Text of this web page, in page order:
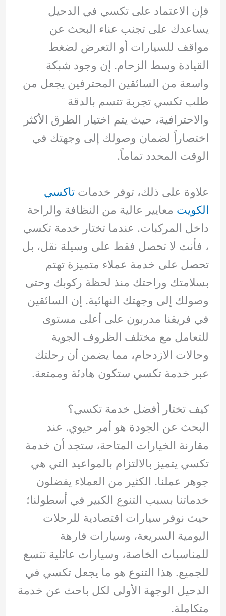
فإن الاعتماد على تكسي في الدحيل
يساعدك على تجنب عناء البحث عن
مواقف للسيارات أو التعرض لضغط
القيادة وسط الزحام. إن وجود شبكة
واسعة من السائقين المحترفين يجعل من
طلب تكسي تجربة تتسم بالدقة
والاحترافية، حيث يتم اختيار الطرق الأكثر
اختصاراً لضمان وصولك إلى وجهتك في
الوقت المحدد تماماً.
علاوة على ذلك، توفر خدمات تاكسي
الكويت معايير عالية من النظافة والراحة
داخل المركبات. عندما تختار خدمة تكسي
، فأنت لا تحصل فقط على وسيلة نقل، بل
تحصل على خدمة عملاء متميزة تهتم
بسلامتك وراحتك منذ لحظة ركوبك وحتى
وصولك إلى وجهتك النهائية. إن السائقين
في فريقنا مدربون على أعلى مستوى
للتعامل مع مختلف الظروف الجوية
وحالات الازدحام، مما يضمن أن رحلتك
عبر خدمة تكسي ستكون هادئة وممتعة.
كيف تختار أفضل خدمة تكسي؟
البحث عن الجودة هو أمر حيوي. عند
مقارنة الخيارات المتاحة، ستجد أن خدمة
تكسي يتميز بالالتزام بالمواعيد التي هي
جوهر عملنا. الكثير من العملاء يفضلون
خدماتنا بسبب التنوع الكبير في أسطولنا؛
حيث نوفر سيارات اقتصادية للرحلات
اليومية السريعة، وسيارات فارهة
للمناسبات الخاصة، وسيارات عائلية تتسع
للجميع. هذا التنوع هو ما يجعل تكسي في
الدحيل الوجهة الأولى لكل باحث عن خدمة
متكاملة.